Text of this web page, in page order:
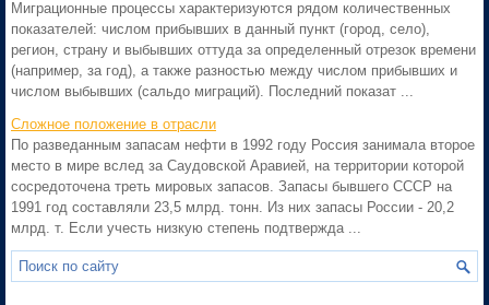
Миграционные процессы характеризуются рядом количественных
показателей: числом прибывших в данный пункт (город, село),
регион, страну и выбывших оттуда за определенный отрезок времени
(например, за год), а также разностью между числом прибывших и
числом выбывших (сальдо миграций). Последний показат ...
Сложное положение в отрасли
По разведанным запасам нефти в 1992 году Россия занимала второе
место в мире вслед за Саудовской Аравией, на территории которой
сосредоточена треть мировых запасов. Запасы бывшего СССР на
1991 год составляли 23,5 млрд. тонн. Из них запасы России - 20,2
млрд. т. Если учесть низкую степень подтвержда ...